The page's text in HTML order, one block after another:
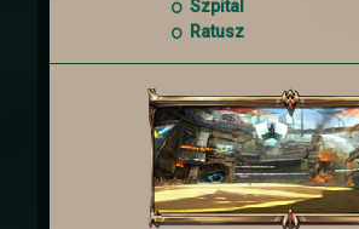
Szpital
Ratusz